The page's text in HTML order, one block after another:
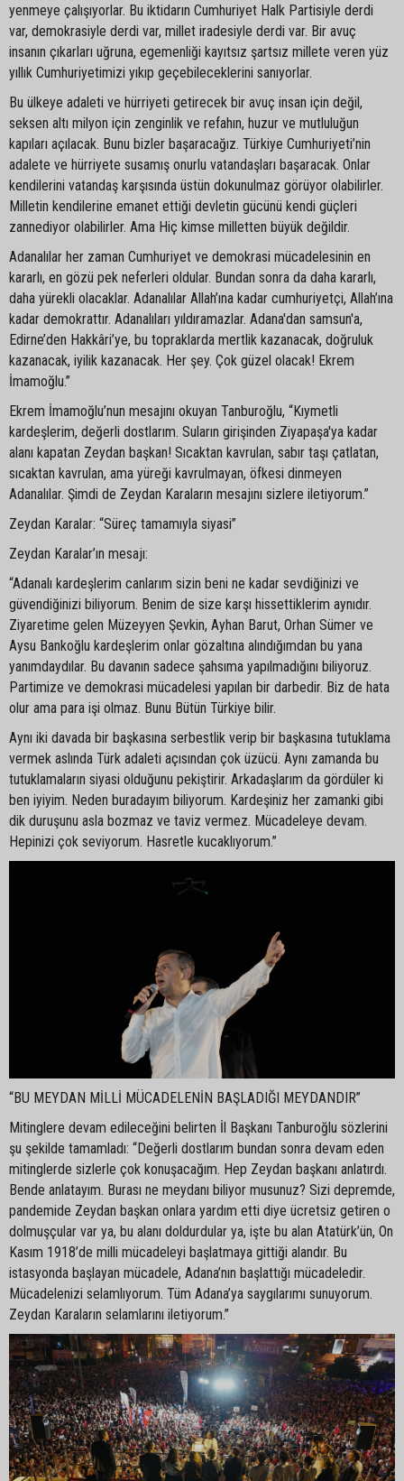
yenmeye çalışıyorlar. Bu iktidarın Cumhuriyet Halk Partisiyle derdi
var, demokrasiyle derdi var, millet iradesiyle derdi var. Bir avuç
insanın çıkarları uğruna, egemenliği kayıtsız şartsız millete veren yüz
yıllık Cumhuriyetimizi yıkıp geçebileceklerini sanıyorlar.
Bu ülkeye adaleti ve hürriyeti getirecek bir avuç insan için değil,
seksen altı milyon için zenginlik ve refahın, huzur ve mutluluğun
kapıları açılacak. Bunu bizler başaracağız. Türkiye Cumhuriyeti’nin
adalete ve hürriyete susamış onurlu vatandaşları başaracak. Onlar
kendilerini vatandaş karşısında üstün dokunulmaz görüyor olabilirler.
Milletin kendilerine emanet ettiği devletin gücünü kendi güçleri
zannediyor olabilirler. Ama Hiç kimse milletten büyük değildir.
Adanalılar her zaman Cumhuriyet ve demokrasi mücadelesinin en
kararlı, en gözü pek neferleri oldular. Bundan sonra da daha kararlı,
daha yürekli olacaklar. Adanalılar Allah’ına kadar cumhuriyetçi, Allah’ına
kadar demokrattır. Adanalıları yıldıramazlar. Adana'dan samsun'a,
Edirne’den Hakkâri’ye, bu topraklarda mertlik kazanacak, doğruluk
kazanacak, iyilik kazanacak. Her şey. Çok güzel olacak! Ekrem
İmamoğlu.”
Ekrem İmamoğlu’nun mesajını okuyan Tanburoğlu, “Kıymetli
kardeşlerim, değerli dostlarım. Suların girişinden Ziyapaşa'ya kadar
alanı kapatan Zeydan başkan! Sıcaktan kavrulan, sabır taşı çatlatan,
sıcaktan kavrulan, ama yüreği kavrulmayan, öfkesi dinmeyen
Adanalılar. Şimdi de Zeydan Karaların mesajını sizlere iletiyorum.”
Zeydan Karalar: “Süreç tamamıyla siyasi”
Zeydan Karalar’ın mesajı:
“Adanalı kardeşlerim canlarım sizin beni ne kadar sevdiğinizi ve
güvendiğinizi biliyorum. Benim de size karşı hissettiklerim aynıdır.
Ziyaretime gelen Müzeyyen Şevkin, Ayhan Barut, Orhan Sümer ve
Aysu Bankoğlu kardeşlerim onlar gözaltına alındığımdan bu yana
yanımdaydılar. Bu davanın sadece şahsıma yapılmadığını biliyoruz.
Partimize ve demokrasi mücadelesi yapılan bir darbedir. Biz de hata
olur ama para işi olmaz. Bunu Bütün Türkiye bilir.
Aynı iki davada bir başkasına serbestlik verip bir başkasına tutuklama
vermek aslında Türk adaleti açısından çok üzücü. Aynı zamanda bu
tutuklamaların siyasi olduğunu pekiştirir. Arkadaşlarım da gördüler ki
ben iyiyim. Neden buradayım biliyorum. Kardeşiniz her zamanki gibi
dik duruşunu asla bozmaz ve taviz vermez. Mücadeleye devam.
Hepinizi çok seviyorum. Hasretle kucaklıyorum.”
“BU MEYDAN MİLLİ MÜCADELENİN BAŞLADIĞI MEYDANDIR”
Mitinglere devam edileceğini belirten İl Başkanı Tanburoğlu sözlerini
şu şekilde tamamladı: “Değerli dostlarım bundan sonra devam eden
mitinglerde sizlerle çok konuşacağım. Hep Zeydan başkanı anlatırdı.
Bende anlatayım. Burası ne meydanı biliyor musunuz? Sizi depremde,
pandemide Zeydan başkan onlara yardım etti diye ücretsiz getiren o
dolmuşçular var ya, bu alanı doldurdular ya, işte bu alan Atatürk’ün, On
Kasım 1918’de milli mücadeleyi başlatmaya gittiği alandır. Bu
istasyonda başlayan mücadele, Adana’nın başlattığı mücadeledir.
Mücadelenizi selamlıyorum. Tüm Adana’ya saygılarımı sunuyorum.
Zeydan Karaların selamlarını iletiyorum.”